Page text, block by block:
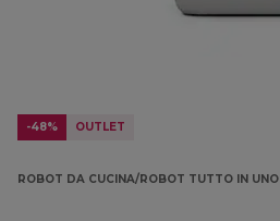
-48% OUTLET
ROBOT DA CUCINA/ROBOT TUTTO IN UNO